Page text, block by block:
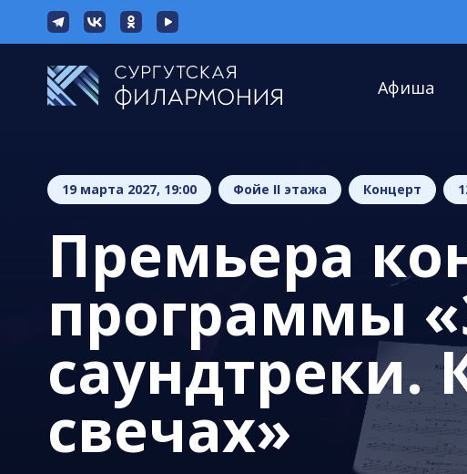
Афиша
19 марта 2027, 19:00 Фойе II этажа Концерт
Премьера
программы
саундтреки.
свечах»